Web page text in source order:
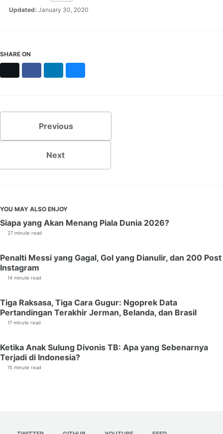
Updated: January 30, 2020
SHARE ON
Previous
Next
YOU MAY ALSO ENJOY
Siapa yang Akan Menang Piala Dunia 2026?
27 minute read
Penalti Messi yang Gagal, Gol yang Dianulir, dan 200 Post
Instagram
14 minute read
Tiga Raksasa, Tiga Cara Gugur: Ngoprek Data
Pertandingan Terakhir Jerman, Belanda, dan Brasil
17 minute read
Ketika Anak Sulung Divonis TB: Apa yang Sebenarnya
Terjadi di Indonesia?
15 minute read